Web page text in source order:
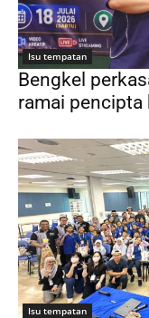
Isu tempatan
Bengkel
ramai
Isu tempatan